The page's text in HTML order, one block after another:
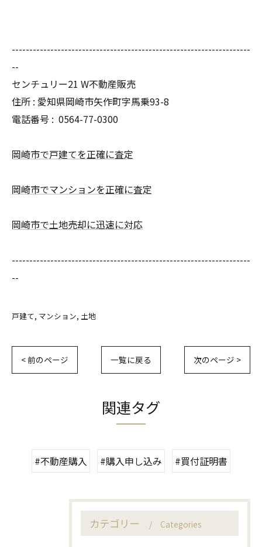
--------------------------------------------------------------------
--
センチュリー21 W不動産販売
住所 : 愛知県岡崎市矢作町字馬乗93-8
電話番号 : 0564-77-0300
岡崎市で戸建てを正確に査定
岡崎市でマンションを正確に査定
岡崎市で土地売却に迅速に対応
--------------------------------------------------------------------
--
戸建て マンション 土地
< 前のページ 一覧に戻る 次のページ >
関連タグ
#不動産購入 #購入申し込み #買付証明書
カテゴリー Categories